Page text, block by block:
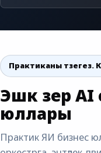
Практиканы төзегез.
Эшкә әзер
юллары
Практик ЯИ бизнес